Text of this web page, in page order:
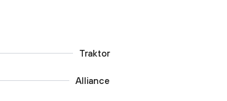
Traktor
Alliance